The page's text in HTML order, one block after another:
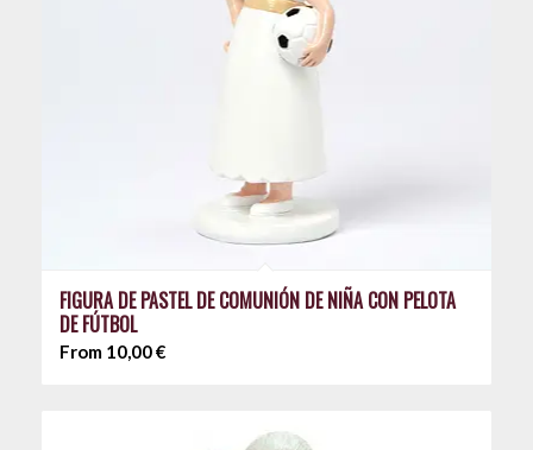
FIGURA DE PASTEL DE COMUNIÓN DE NIÑA CON PELOTA
DE FÚTBOL
From 10,00€